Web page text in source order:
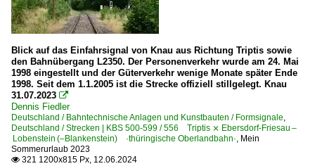
Blick auf das Einfahrsignal von Knau aus Richtung Triptis sowie
den Bahnübergang L2350. Der Personenverkehr wurde am 24. Mai
1998 eingestellt und der Güterverkehr wenige Monate später Ende
1998. Seit dem 1.1.2005 ist die Strecke offiziell stillgelegt. Knau
31.07.2023 
Dennis Fiedler
Deutschland / Bahntechnische Anlagen und Kunstbauten / Formsignale,
Deutschland / Strecken | KBS 500-599 / 556 Triptis ⨯ Ebersdorf-Friesau –
Lobenstein (–Blankenstein) ·thüringische Oberlandbahn·, Mein
Sommerurlaub 2023
 321 1200x815 Px, 12.06.2024